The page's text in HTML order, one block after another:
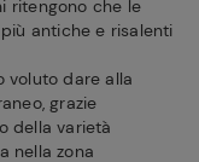
ritengono che le
antiche e risalenti
voluto dare alla
grazie
della varietà
nella zona